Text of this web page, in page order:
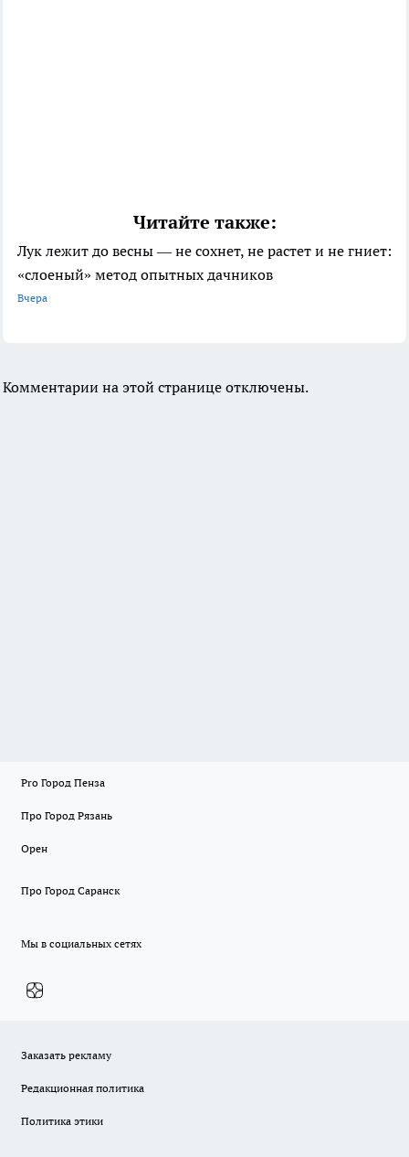
Читайте также:
Лук лежит до весны — не сохнет, не растет и не гниет:
«слоеный» метод опытных дачников
Вчера
Комментарии на этой странице отключены.
Pro Город Пенза
Про Город Рязань
Орен
Про Город Саранск
Мы в социальных сетях
Заказать рекламу
Редакционная политика
Политика этики